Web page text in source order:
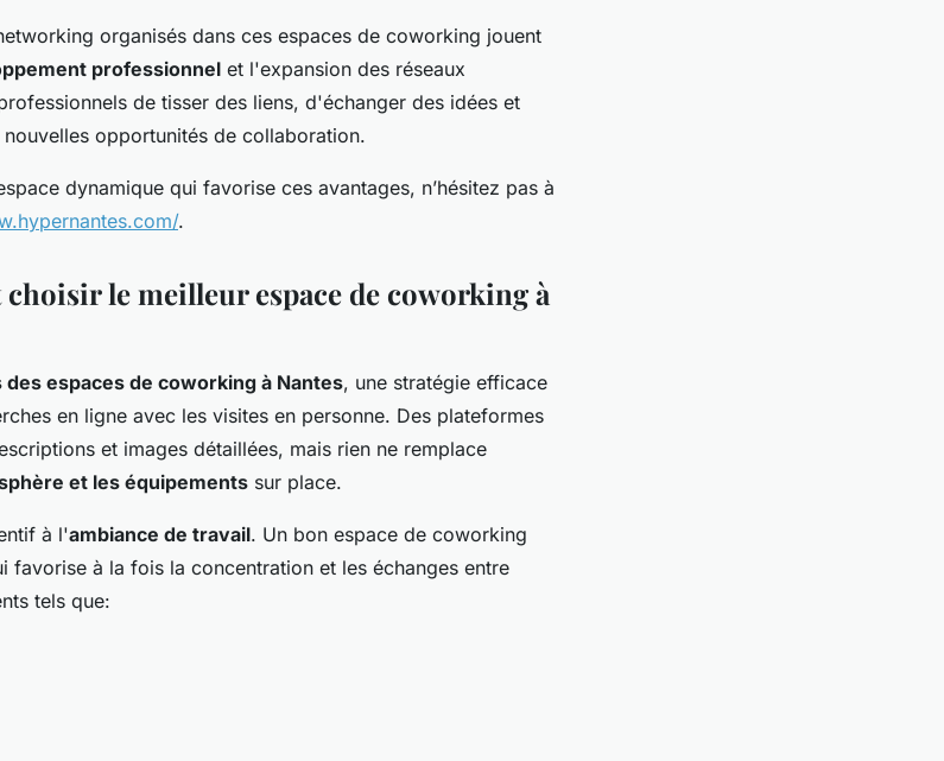
organisés dans ces espaces de coworking jouent
professionnel et l'expansion des réseaux
de tisser des liens, d'échanger des idées et
opportunités de collaboration.
dynamique qui favorise ces avantages, n’hésitez pas à
.
le meilleur espace de coworking à
espaces de coworking à Nantes, une stratégie efficace
en ligne avec les visites en personne. Des plateformes
et images détaillées, mais rien ne remplace
et les équipements sur place.
à l'ambiance de travail. Un bon espace de coworking
favorise à la fois la concentration et les échanges entre
tels que: